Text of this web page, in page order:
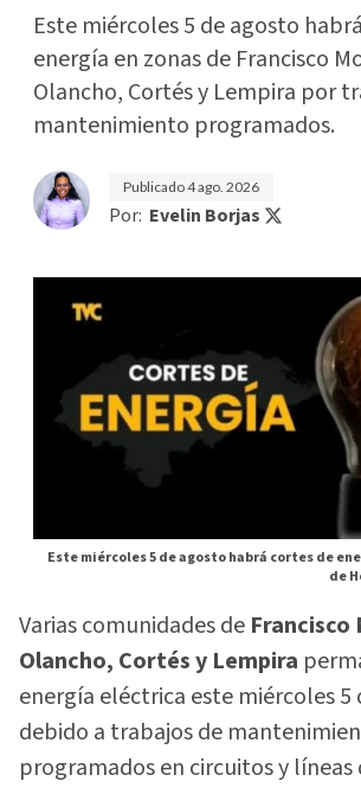
Este miércoles 5 de agosto
energía en zonas de Francisco
Olancho, Cortés y Lempira por
mantenimiento programados.
Publicado4 ago. 2026
Por: Evelin Borjas
Este miércoles 5 de agosto habrá cortes de
de
Varias comunidades de Francisco
Olancho, Cortés y Lempira
energía eléctrica este miércoles 5
debido a trabajos de
programados en circuitos y